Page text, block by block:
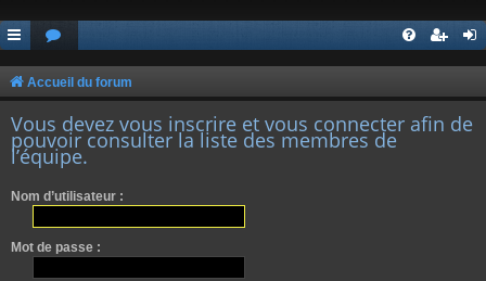
Accueil du forum
Vous devez vous inscrire et vous connecter afin de
pouvoir consulter la liste des membres de
l’équipe.
Nom d’utilisateur :
Mot de passe :